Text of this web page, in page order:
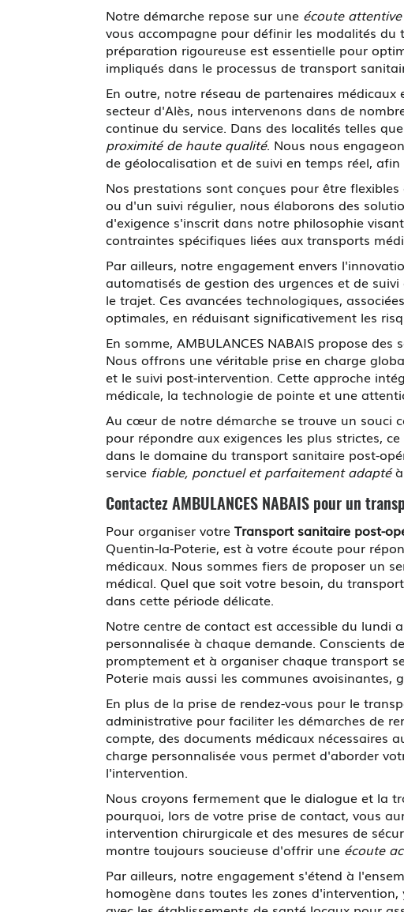
Notre démarche repose sur une écoute attentive
vous accompagne pour définir les modalités
préparation rigoureuse est essentielle pour
impliqués dans le processus de transport
En outre, notre réseau de partenaires
secteur d'Alès, nous intervenons dans de
continue du service. Dans des localités telles
proximité de haute qualité. Nous nous
de géolocalisation et de suivi en temps réel,
Nos prestations sont conçues pour être
ou d'un suivi régulier, nous élaborons des
d'exigence s'inscrit dans notre philosophie
contraintes spécifiques liées aux transports
Par ailleurs, notre engagement envers
automatisés de gestion des urgences et de
le trajet. Ces avancées technologiques,
optimales, en réduisant significativement les
En somme, AMBULANCES NABAIS propose
Nous offrons une véritable prise en charge
et le suivi post-intervention. Cette approche
médicale, la technologie de pointe et une
Au cœur de notre démarche se trouve un souci
pour répondre aux exigences les plus strictes,
dans le domaine du transport sanitaire post-
service fiable, ponctuel et parfaitement adaptéà
Contactez AMBULANCES NABAIS pour un
Pour organiser votreTransport sanitaire post-
Quentin-la-Poterie, est à votre écoute pour
médicaux. Nous sommes fiers de proposer un
médical. Quel que soit votre besoin, du
dans cette période délicate.
Notre centre de contact est accessible du lundi
personnalisée à chaque demande. Conscients
promptement et à organiser chaque transport
Poterie mais aussi les communes
En plus de la prise de rendez-vous pour le
administrative pour faciliter les démarches de
compte, des documents médicaux nécessaires
charge personnalisée vous permet d'aborder
l'intervention.
Nous croyons fermement que le dialogue et la
pourquoi, lors de votre prise de contact, vous
intervention chirurgicale et des mesures de
montre toujours soucieuse d'offrir une écoute
Par ailleurs, notre engagement s'étend à
homogène dans toutes les zones